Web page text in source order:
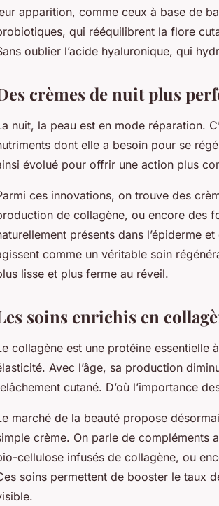
apparition, comme ceux à base de
qui rééquilibrent la flore
oublier l’acide hyaluronique, qui
crèmes de nuit plus
nuit, la peau est en mode réparation.
dont elle a besoin pour se
évolué pour offrir une action plus
ces innovations, on trouve des
de collagène, ou encore des
présents dans l’épiderme
comme un véritable soin
lisse et plus ferme au réveil.
soins enrichis en
collagène est une protéine essentielle
Avec l’âge, sa production
cutané. D’où l’importance
marché de la beauté propose
crème. On parle de compléments
cellulose infusés de collagène, ou
soins permettent de booster le taux